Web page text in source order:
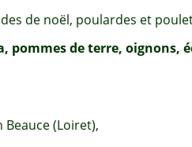
de noël, poulardes et
pommes de terre, oignons,
(Loiret),